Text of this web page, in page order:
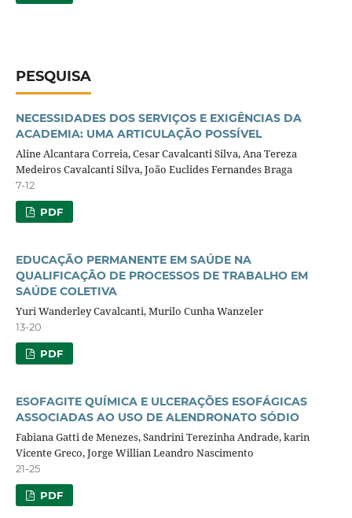
PESQUISA
NECESSIDADES DOS SERVIÇOS E EXIGÊNCIAS DA
ACADEMIA: UMA ARTICULAÇÃO POSSÍVEL
Aline Alcantara Correia, Cesar Cavalcanti Silva, Ana Tereza
Medeiros Cavalcanti Silva, João Euclides Fernandes Braga
7-12
PDF
EDUCAÇÃO PERMANENTE EM SAÚDE NA
QUALIFICAÇÃO DE PROCESSOS DE TRABALHO EM
SAÚDE COLETIVA
Yuri Wanderley Cavalcanti, Murilo Cunha Wanzeler
13-20
PDF
ESOFAGITE QUÍMICA E ULCERAÇÕES ESOFÁGICAS
ASSOCIADAS AO USO DE ALENDRONATO SÓDIO
Fabiana Gatti de Menezes, Sandrini Terezinha Andrade, karin
Vicente Greco, Jorge Willian Leandro Nascimento
21-25
PDF